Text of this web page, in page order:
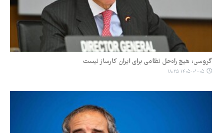
گروسی: هیچ راه‌حل نظامی برای ایران کارساز نیست
۱۴۰۵-۰۱-۰۵ ۱۸:۲۵